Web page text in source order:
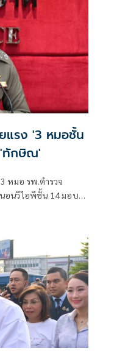
แรง '3 หมอชั้น
'ทักษิณ'
หมอ รพ.ตำรวจ
อนวีไอพีชั้น 14 มอบ